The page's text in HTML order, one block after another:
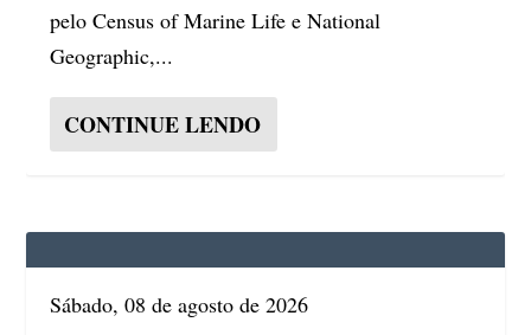
pelo Census of Marine Life e National
Geographic,...
CONTINUE LENDO
Sábado, 08 de agosto de 2026